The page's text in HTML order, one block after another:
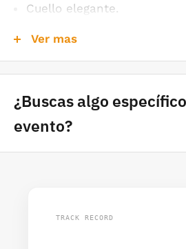
Cuello elegante.
Mangas ajustadas.
Espacio suficiente para el
Eco friendly.
Salida de almacén: 4-6
Ver mas
¿Buscas algo
evento?
Te los
TRACK RECORD